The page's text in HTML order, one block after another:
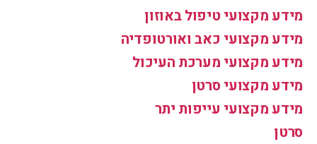
מידע מקצועי טיפול באוזון
מידע מקצועי כאב ואורטופדיה
מידע מקצועי מערכת העיכול
מידע מקצועי סרטן
מידע מקצועי עייפות יתר
סרטן